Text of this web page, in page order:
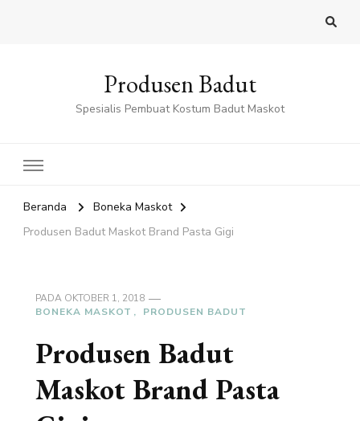
Produsen Badut
Spesialis Pembuat Kostum Badut Maskot
Beranda
Boneka Maskot
Produsen Badut Maskot Brand Pasta Gigi
PADA OKTOBER 1, 2018
BONEKA MASKOT
PRODUSEN BADUT
Produsen Badut
Maskot Brand Pasta